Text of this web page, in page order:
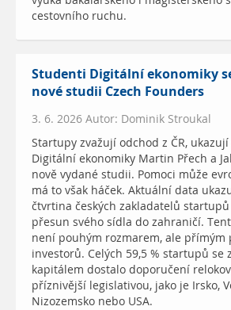
cestovního ruchu.
Studenti Digitální ekonomiky
nové studii Czech Founders
3. 6. 2026 Autor: Dominik Stroukal
Startupy zvažují odchod z ČR,
Digitální ekonomiky Martin Přech a
nově vydané studii. Pomoci může
má to však háček. Aktuální data
čtvrtina českých zakladatelů startupů
přesun svého sídla do zahraničí.
není pouhým rozmarem, ale přímým
investorů. Celých 59,5 % startupů se
kapitálem dostalo doporučení
příznivější legislativou, jako je Irsko,
Nizozemsko nebo USA.